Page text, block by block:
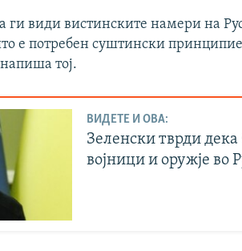
ги види вистинските намери на
е потребен суштински
тој.
ВИДЕТЕ И ОВА:
Зеленски тврди
војници и оружје во